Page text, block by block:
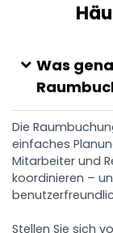
Was
Die
einfaches
Mitarbeiter und
koordinieren –
Stellen Sie sich